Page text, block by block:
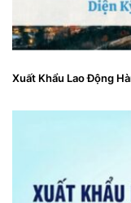
Xuất Khẩu Lao Động